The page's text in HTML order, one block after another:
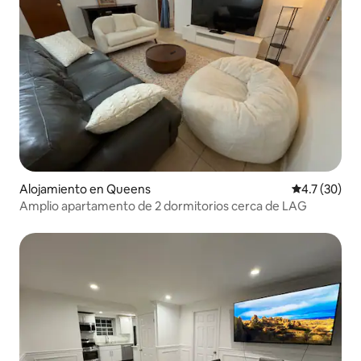
Alojamiento en Queens Calificación
4.7 (30)
Amplio apartamento de 2 dormitorios cerca de LAG